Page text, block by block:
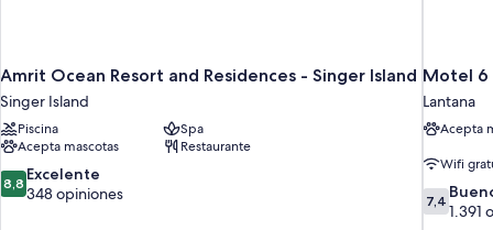
Amrit Ocean Resort and Residences - Singer Island
Singer Island
Piscina
Spa
Acepta mascotas
Restaurante
8.8
de
8,8 Excelente
348 opiniones
Motel 6
Lantana
Acepta
Wifi
7.4
de
7,4
1.391